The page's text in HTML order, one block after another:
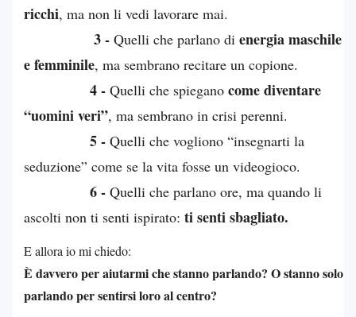
ricchi, ma non li vedi lavorare mai.
3 - Quelli che parlano di energia maschile
e femminile, ma sembrano recitare un copione.
4 - Quelli che spiegano come diventare
“uomini veri”, ma sembrano in crisi perenni.
5 - Quelli che vogliono “insegnarti la
seduzione” come se la vita fosse un videogioco.
6 - Quelli che parlano ore, ma quando li
ascolti non ti senti ispirato: ti senti sbagliato.
E allora io mi chiedo:
È davvero per aiutarmi che stanno parlando? O stanno solo
parlando per sentirsi loro al centro?